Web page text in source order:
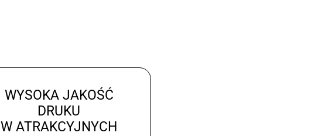
WYSOKA JAKOŚĆ
DRUKU
W ATRAKCYJNYCH